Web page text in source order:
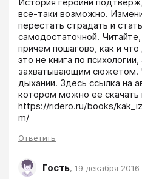
История героини
все-таки возможно.
перестать страдать и
самодостаточной. Читайте,
причем пошагово, как и
это не книга по
захватывающим сюжетом.
дыхании. Здесь ссылка на
котором можно ее скачать
https://ridero.ru/books/
Ответить
Гость, 19 декабря 2016